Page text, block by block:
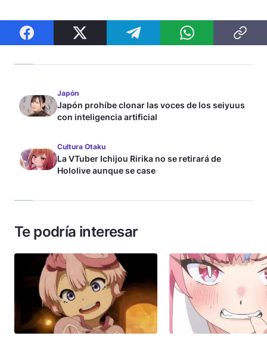
Japón
Japón prohíbe clonar las voces de los seiyuus
con inteligencia artificial
Cultura Otaku
La VTuber Ichijou Ririka no se retirará de
Hololive aunque se case
Te podría interesar